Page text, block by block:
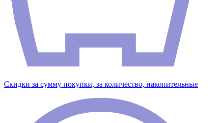
Скидки за сумму покупки, за количество, накопительные